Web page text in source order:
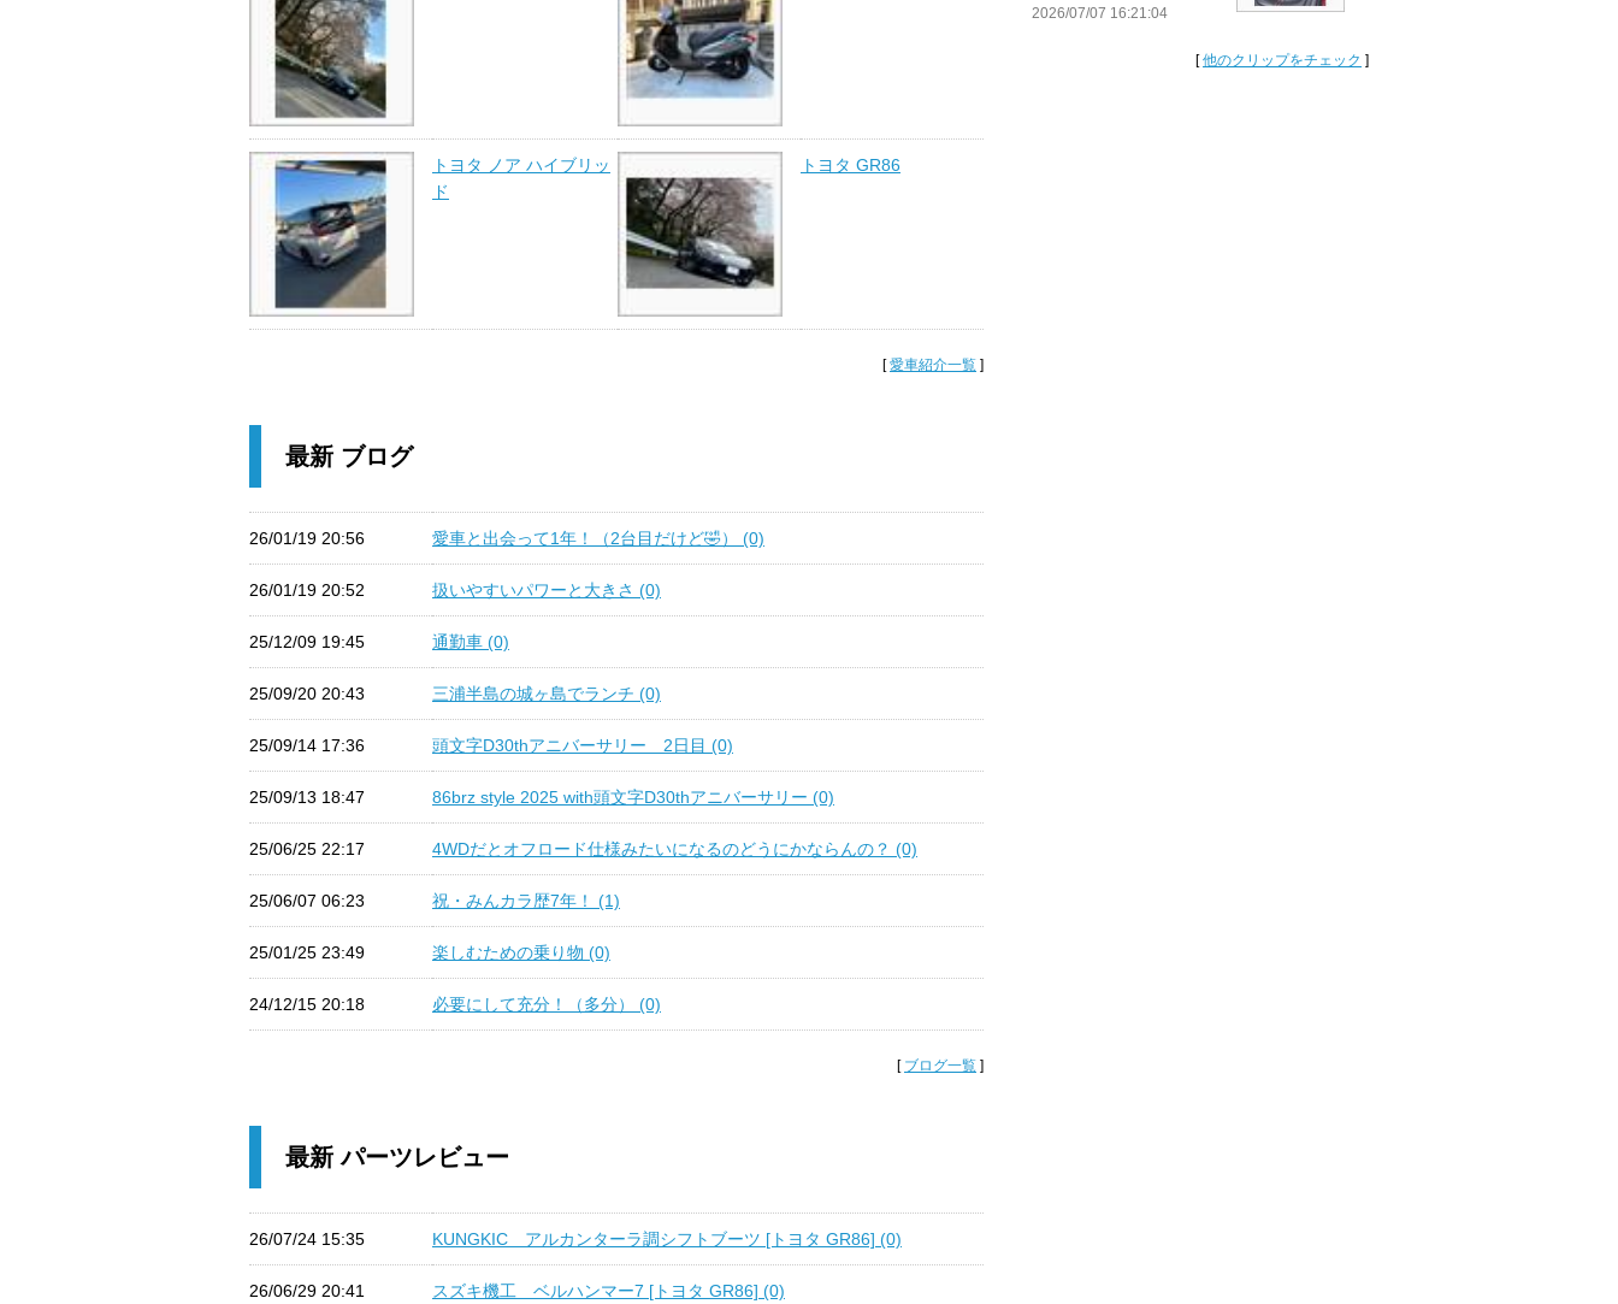
2026/07/07 16:21:04
[他のクリップをチェック ]
トヨタ ノア ハイブリッ
ド
トヨタ GR86
[愛車紹介一覧 ]
最新 ブログ
26/01/19 20:56 愛車と出会って1年！（2台目だけど🤣） (0)
26/01/19 20:52 扱いやすいパワーと大きさ (0)
25/12/09 19:45 通勤車 (0)
25/09/20 20:43 三浦半島の城ヶ島でランチ (0)
25/09/14 17:36 頭文字D30thアニバーサリー 2日目 (0)
25/09/13 18:47 86brz style 2025 with頭文字D30thアニバーサリー (0)
25/06/25 22:17 4WDだとオフロード仕様みたいになるのどうにかならんの？ (0)
25/06/07 06:23 祝・みんカラ歴7年！ (1)
25/01/25 23:49 楽しむための乗り物 (0)
24/12/15 20:18 必要にして充分！（多分） (0)
[ ブログ一覧 ]
最新 パーツレビュー
26/07/24 15:35 KUNGKIC アルカンターラ調シフトブーツ [トヨタ GR86] (0)
26/06/29 20:41 スズキ機工 ベルハンマー7 [トヨタ GR86] (0)